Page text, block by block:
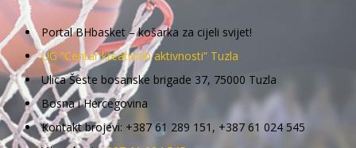
Portal BHbasket – košarka za cijeli svijet!
UG “Centar kreativnih aktivnosti” Tuzla
Ulica Šeste bosanske brigade 37, 75000 Tuzla
Bosna i Hercegovina
Kontakt brojevi: +387 61 289 151, +387 61 024 545